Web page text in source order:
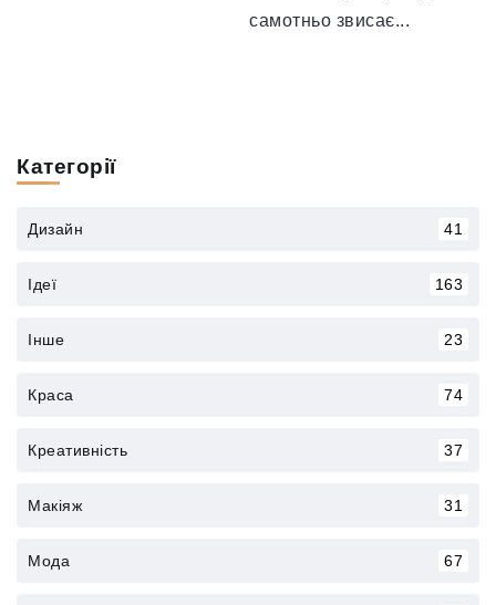
самотньо звисає...
Категорії
Дизайн 41
Ідеї 163
Інше 23
Краса 74
Креативність 37
Макіяж 31
Мода 67